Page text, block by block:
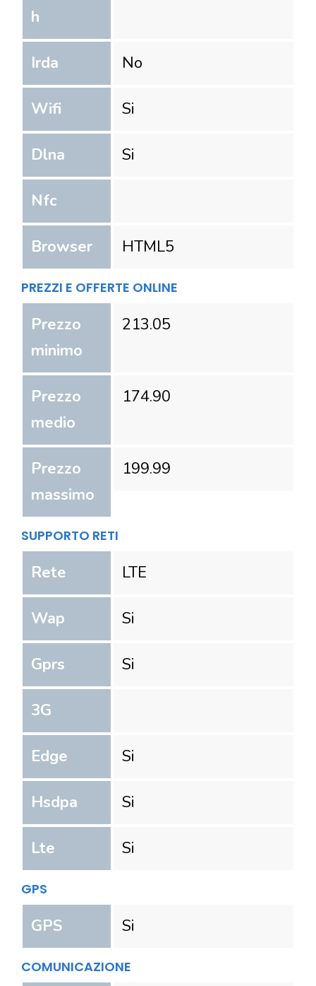
h
Irda No
Wifi Si
Dlna Si
Nfc
Browser HTML5
PREZZI E OFFERTE ONLINE
Prezzo
minimo
213.05
Prezzo
medio
174.90
Prezzo
massimo
199.99
SUPPORTO RETI
Rete LTE
Wap Si
Gprs Si
3G
Edge Si
Hsdpa Si
Lte Si
GPS
GPS Si
COMUNICAZIONE